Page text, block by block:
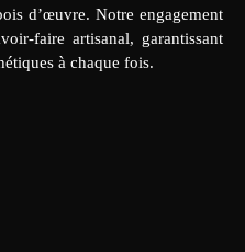
d’œuvre. Notre engagement
faire artisanal, garantissant
à chaque fois.